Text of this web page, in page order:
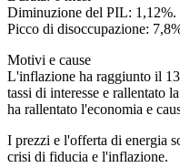
Diminuzione del PIL: 1,12%.
Picco di disoccupazione:
Motivi e cause
L'inflazione ha raggiunto il
tassi di interesse e rallentato
ha rallentato l'economia e
I prezzi e l'offerta di energia
crisi di fiducia e l'inflazione.